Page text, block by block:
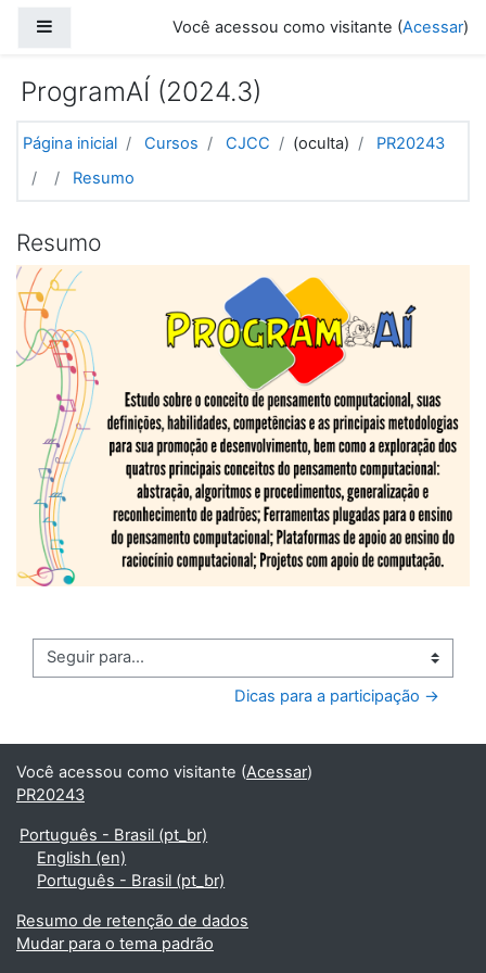
Você acessou como visitante (Acessar)
ProgramAÍ (2024.3)
Página inicial Cursos CJCC (oculta)
PR20243
Resumo
Resumo
Seguir para...
Dicas para a participação →
Você acessou como visitante (Acessar)
PR20243
Português - Brasil ‎(pt_br)‎
English ‎(en)‎
Português - Brasil ‎(pt_br)‎
Resumo de retenção de dados
Mudar para o tema padrão